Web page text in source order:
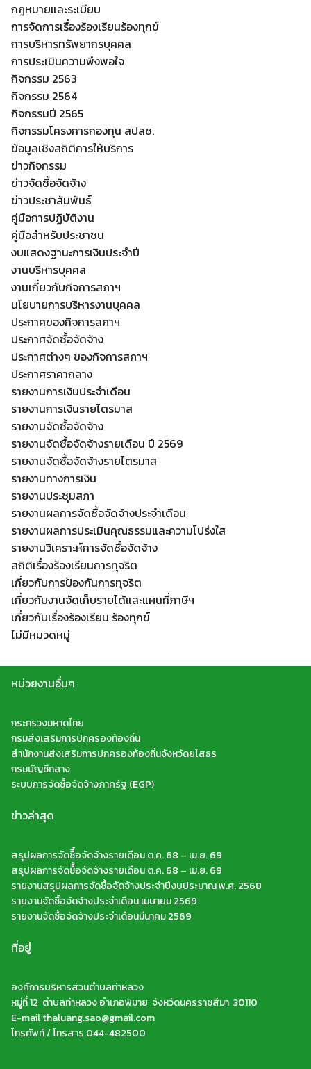
Search
กฎหมายและระเบียบ
การจัดการเรื่องร้องเรียนร้องทุกข์
การบริหารทรัพยากรบุคคล
การประเมินความพึงพอใจ
กิจกรรม 2563
กิจกรรม 2564
กิจกรรมปี 2565
กิจกรรมโครงการกองทุน สปสช.
ข้อมูลเชิงสถิติการให้บริการ
ข่าวกิจกรรม
ข่าวจัดซื้อจัดจ้าง
ข่าวประชาสัมพันธ์
คู่มือการปฏิบัติงาน
คู่มือสำหรับประชาชน
งบแสดงฐานะการเงินประจำปี
งานบริหารบุคคล
งานเกี่ยวกับกิจการสภาฯ
นโยบายการบริหารงานบุคคล
ประกาศของกิจการสภาฯ
ประกาศจัดซื้อจัดจ้าง
ประกาศต่างๆ ของกิจการสภาฯ
ประกาศราคากลาง
รายงานการเงินประจำเดือน
รายงานการเงินรายไตรมาส
รายงานจัดซื้อจัดจ้าง
รายงานจัดซื้อจัดจ้างรายเดือน ปี 2569
รายงานจัดซื้อจัดจ้างรายไตรมาส
รายงานทางการเงิน
รายงานประชุมสภา
รายงานผลการจัดซื้อจัดจ้างประจำเดือน
รายงานผลการประเมินคุณธรรมและความโปร่งใส
รายงานวิเคราะห์การจัดซื้อจัดจ้าง
สถิติเรื่องร้องเรียนการทุจริต
เกี่ยวกับการป้องกันการทุจริต
เกี่ยวกับงานจัดเก็บรายได้และแผนที่ภาษีฯ
เกี่ยวกับเรื่องร้องเรียน ร้องทุกข์
ไม่มีหมวดหมู่
หน่วยงานอื่นๆ
กระทรวงมหาดไทย
กรมส่งเสริมการปกครองท้องถิ่น
สำนักงานส่งเสริมการปกครองท้องถิ่นจังหวัดยโสธร
กรมบัญชีกลาง
ระบบการจัดซื้อจัดจ้างภาครัฐ (EGP)
ข่าวล่าสุด
สรุปผลการจัดซืื้อจัดจ้างรายเดือน ต.ค. 68 – เม.ย. 69
สรุปผลการจัดซืื้อจัดจ้างรายเดือน ต.ค. 68 – เม.ย. 69
รายงานสรุปผลการจัดซื้อจัดจ้างประจำปีงบประมาณ พ.ศ. 2568
รายงานจัดซื้อจัดจ้างประจำเดือน เมษายน 2569
รายงานจัดซื้อจัดจ้างประจำเดือนมีนาคม 2569
ที่อยู่
องค์การบริหารส่วนตำบลท่าหลวง
หมู่ที่ 12 ตำบลท่าหลวง อำเภอพิมาย จังหวัดนครราชสีมา 30110
E-mail thaluang.sao@gmail.com
โทรศัพท์ / โทรสาร 044-482500